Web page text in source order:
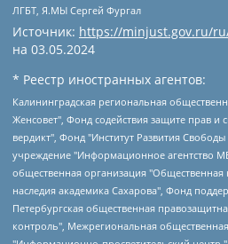
ЛГБТ, Я.МЫ Сергей Фургал
Источник: https://minjust.gov.ru/
на 03.05.2024
* Реестр иностранных агентов:
Калининградская региональная общественная организация "Экозащита!-Женсовет", Фонд содействия защите прав и свобод граждан "Общественный вердикт", Фонд "Институт Развития Свободы Информации", Частное учреждение "Информационное агентство МЕМО. РУ", Региональная общественная организация "Общественная комиссия по сохранению наследия академика Сахарова", Фонд поддержки свободы прессы, Санкт-Петербургская общественная правозащитная организация "Гражданский контроль", Межрегиональная общественная организация "Информационно-просветительский центр "Мемориал", Региональный Фонд "Центр Защиты Прав Средств Массовой Информации", с 05.12.2023 Фонд "Центр Защиты Прав Средств массовой информации", Региональная общественная благотворительная организация помощи беженцам и мигрантам "Гражданское содействие", Негосударственное образовательное учреждение дополнительного профессионального образования (повышение квалификации) специалистов "АКАДЕМИЯ ПО ПРАВАМ ЧЕЛОВЕКА", Свердловская региональная общественная организация "Сутяжник", Автономная некоммерческая организация "Центр независимых социологических исследований", Союз общественных объединений "Российский исследовательский центр по правам человека", Региональное общественное учреждение научно-информационный центр "МЕМОРИАЛ", Некоммерческая организация "Фонд защиты гласности", Автономная некоммерческая организация "Институт прав человека", Городская общественная организация "Екатеринбургское общество "МЕМОРИАЛ", Городская общественная организация "Рязанское историко-просветительское и правозащитное общество "Мемориал" (Рязанский Мемориал), Челябинский региональный орган общественной самодеятельности – женское общественное объединение "Женщины Евразии", Челябинский региональный орган общественной самодеятельности "Уральская правозащитная группа", Фонд содействия защите здоровья и социальной справедливости имени Андрея Рылькова, Автономная Некоммерческая Организация "Аналитический Центр Юрия Левады", Автономная некоммерческая организация социальной поддержки населения "Проект Апрель", Региональная общественная организация помощи женщинам и детям, находящимся в кризисной ситуации "Информационно-методический центр "Анна", Фонд содействия развитию массовых коммуникаций и правовому просвещению "Так-так-Так", Фонд содействия устойчивому развитию "Серебряная тайга", Свердловский региональный общественный фонд социальных проектов "Новое время", "Idel.Реалии", Кавказ.Реалии, Крым.Реалии, Телеканал Настоящее Время, Татаро-башкирская служба Радио Свобода (Azatliq Radiosi), Радио Свободная Европа/Радио Свобода (PCE/PC), "Сибирь.Реалии", "Фактограф", Благотворительный фонд помощи осужденным и их семьям, Автономная некоммерческая организация "Институт глобализации и социальных движений", Фонд "В защиту прав заключенных", Частное учреждение "Центр поддержки и содействия развитию средств массовой информации", Пензенский региональный общественный благотворительный фонд "Гражданский союз", "Север.Реалии", Некоммерческая организация Фонд "Правовая инициатива", Общество с ограниченной ответственностью "Радио Свободная Европа/Радио Свобода", Чешское информационное агентство "MEDIUM-ORIENT", Красноярская региональная общественная организация "Мы против СПИДа", Камалягин Денис Николаевич, Маркелов Сергей Евгеньевич, Пономарев Лев Александрович, Савицкая Людмила Алексеевна, Автономная некоммерческая организация "Центр по работе с проблемой насилия "НАСИЛИЮ.НЕТ", Межрегиональный профессиональный союз работников здравоохранения "Альянс врачей", Юридическое лицо, зарегистрированное в Латвийской Республике, SIA "Medusa Project" (регистрационный номер 40103797863, дата регистрации 10.06.2014), Некоммерческая организация "Фонд по борьбе с коррупцией", Автономная некоммерческая организация "Институт права и публичной политики", Баданин Роман Сергеевич, Гликин Максим Александрович, Железнова Мария Михайловна, Лукьянова Юлия Сергеевна, Маетная Елизавета Витальевна, Маняхин Петр Борисович, Чуракова Ольга Владимировна, Ярош Юлия Петровна, Юридическое лицо "The Insider SIA", зарегистрированное в Риге, Латвийская Республика (дата регистрации 26.06.2015), являющееся администратором доменного имени интернет-издания "The Insider SIA", https://theins.ru, Постернак Алексей Евгеньевич, Рубин Михаил Аркадьевич, Анин Роман Александрович, Юридическое лицо Istories fonds, зарегистрированное в Латвийской Республике (регистрационный номер 50008295751, дата регистрации 24.02.2020), Великовский Дмитрий Александрович, Долинина Ирина Николаевна, Мароховская Алеся Алексеевна, Шлейнов Роман Юрьевич, Шмагун Олеся Валентиновна, Общество с ограниченной ответственностью "Альтаир 2021", Общество с ограниченной ответственностью "Вега 2021", Общество с ограниченной ответственностью "Главный редактор 2021", Общество с ограниченной ответственностью "Ромашки монолит", Важенков Артем Валерьевич, Ивановская областная общественная организация "Центр гендерных исследований", Гурман Юрий Альбертович, Медиапроект "ОВД-Инфо", Егоров Владимир Владимирович, Жилинский Владимир Александрович, Общество с ограниченной ответственностью "ЗП", Иванова София Юрьевна, Карезина Инна Павловна, Кильтау Екатерина Викторовна, Петров Алексей Викторович, Пискунов Сергей Евгеньевич, Смирнов Сергей Сергеевич, Тихонов Михаил Сергеевич, Общество с ограниченной ответственностью "ЖУРНАЛИСТ-ИНОСТРАННЫЙ АГЕНТ", Арапова Галина Юрьевна, Вольтская Татьяна Анатольевна, Американская компания "Mason G.E.S. Anonymous Foundation" (США), являющаяся владельцем интернет-издания https://mnews.world/, Компания "Stichting Bellingcat", зарегистрированная в Нидерландах (дата регистрации 11.07.2018), Захаров Андрей Вячеславович, Клепиковская Екатерина Дмитриевна, Общество с ограниченной ответственностью "МЕМО", Перл Роман Александрович, Симонов Евгений Алексеевич, Соловьева Елена Анатольевна, Сотников Даниил Владимирович, Сурначева Елизавета Дмитриевна, Автономная некоммерческая организация